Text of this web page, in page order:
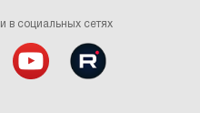
в социальных сетях